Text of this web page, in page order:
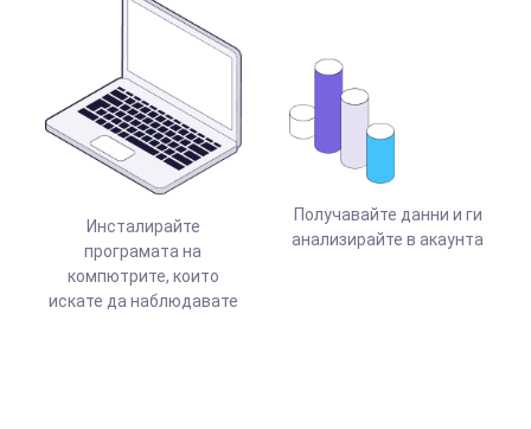
Инсталирайте
програмата на
компютрите, които
искате да наблюдавате
Получавайте данни и ги
анализирайте в акаунта